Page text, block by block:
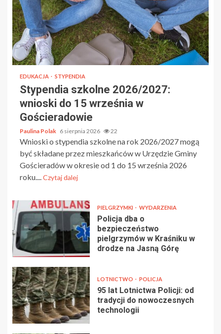
EDUKACJA STYPENDIA
Stypendia szkolne 2026/2027:
wnioski do 15 września w
Gościeradowie
Paulina Polak 6 sierpnia 2026 22
Wnioski o stypendia szkolne na rok 2026/2027 mogą
być składane przez mieszkańców w Urzędzie Gminy
Gościeradów w okresie od 1 do 15 września 2026
roku.... Czytaj dalej
PIELGRZYMKI WYDARZENIA
Policja dba o
bezpieczeństwo
pielgrzymów w Kraśniku w
drodze na Jasną Górę
LOTNICTWO POLICJA
95 lat Lotnictwa Policji: od
tradycji do nowoczesnych
technologii